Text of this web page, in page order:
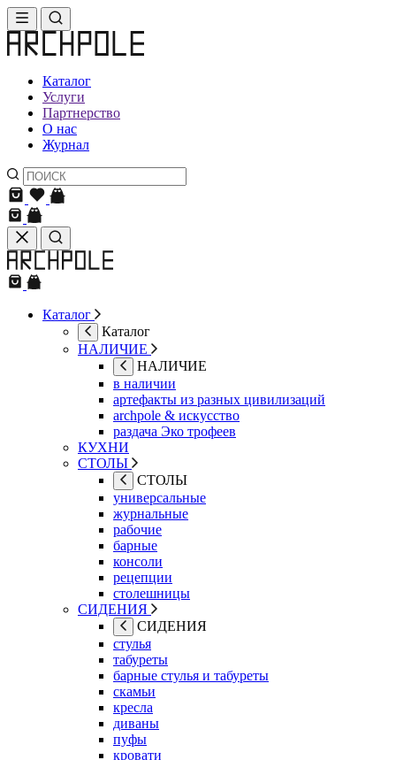
Каталог
Услуги
Партнерство
О нас
Журнал
Каталог
Каталог
НАЛИЧИЕ
НАЛИЧИЕ
в наличии
артефакты из разных цивилизаций
archpole & искусство
раздача Эко трофеев
КУХНИ
СТОЛЫ
СТОЛЫ
универсальные
журнальные
рабочие
барные
консоли
рецепции
столешницы
СИДЕНИЯ
СИДЕНИЯ
стулья
табуреты
барные стулья и табуреты
скамьи
кресла
диваны
пуфы
кровати